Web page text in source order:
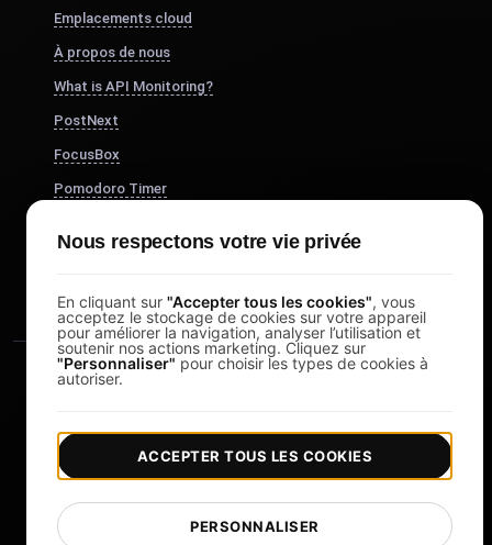
Emplacements cloud
À propos de nous
What is API Monitoring?
PostNext
FocusBox
Pomodoro Timer
Copyright © 2026 LoadFocus | Conditions générales |
Politique de confidentialité | Protection des données |
Préférences cookies
Nous respectons votre vie privée
En cliquant sur "Accepter tous les cookies", vous
acceptez le stockage de cookies sur votre appareil
pour améliorer la navigation, analyser l’utilisation et
soutenir nos actions marketing. Cliquez sur
"Personnaliser" pour choisir les types de cookies à
autoriser.
PERSONNALISER
ACCEPTER TOUS LES COOKIES